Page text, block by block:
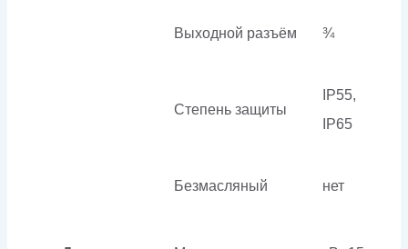
Выходной разъём ¾
Степень защиты
IP55,
IP65
Безмасляный нет